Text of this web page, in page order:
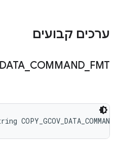
ערכים קבועים
DATA COMMAND FMT